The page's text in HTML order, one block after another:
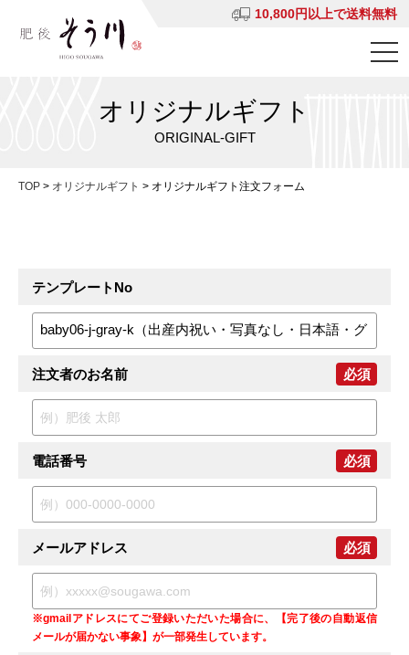
10,800円以上で送料無料
オリジナルギフト
ORIGINAL-GIFT
TOP > オリジナルギフト > オリジナルギフト注文フォーム
テンプレートNo
注文者のお名前 必須
電話番号 必須
メールアドレス 必須
※gmailアドレスにてご登録いただいた場合に、【完了後の自動返信
メールが届かない事象】が一部発生しています。